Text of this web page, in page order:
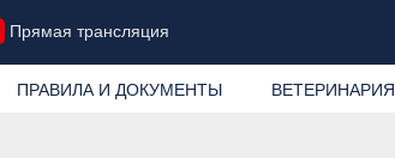
Прямая трансляция
ПРАВИЛА И ДОКУМЕНТЫ ВЕТЕРИНАРИЯ